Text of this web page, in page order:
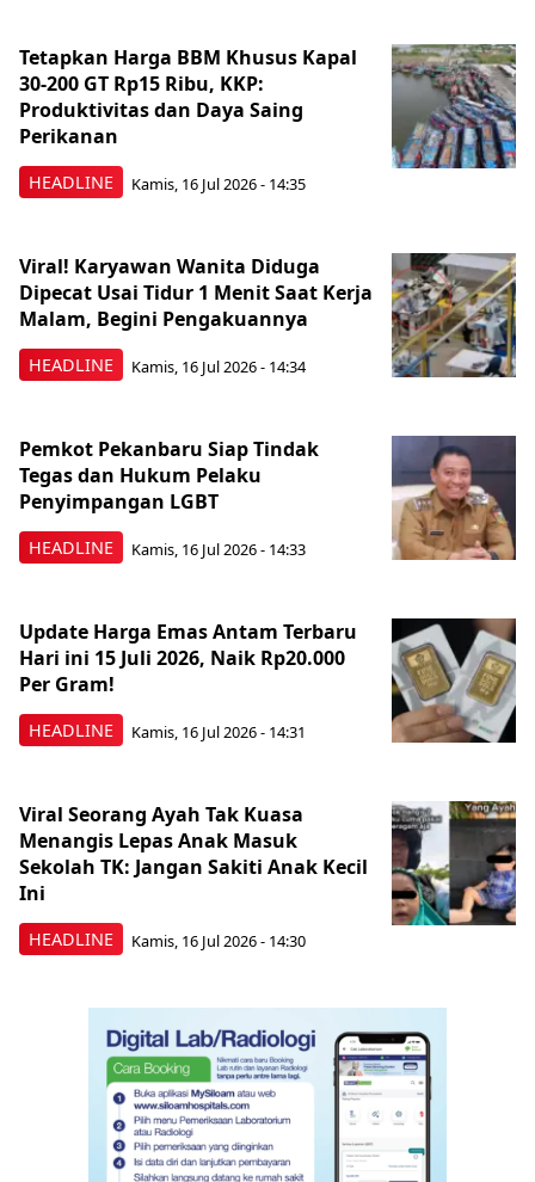
HEADLINE
Tetapkan Harga BBM Khusus Kapal
30-200 GT Rp15 Ribu, KKP:
Produktivitas dan Daya Saing
Perikanan
Kamis, 16 Jul 2026 - 14:35
HEADLINE
Viral! Karyawan Wanita Diduga
Dipecat Usai Tidur 1 Menit Saat Kerja
Malam, Begini Pengakuannya
Kamis, 16 Jul 2026 - 14:34
HEADLINE
Pemkot Pekanbaru Siap Tindak
Tegas dan Hukum Pelaku
Penyimpangan LGBT
Kamis, 16 Jul 2026 - 14:33
HEADLINE
Update Harga Emas Antam Terbaru
Hari ini 15 Juli 2026, Naik Rp20.000
Per Gram!
Kamis, 16 Jul 2026 - 14:31
HEADLINE
Viral Seorang Ayah Tak Kuasa
Menangis Lepas Anak Masuk
Sekolah TK: Jangan Sakiti Anak Kecil
Ini
Kamis, 16 Jul 2026 - 14:30